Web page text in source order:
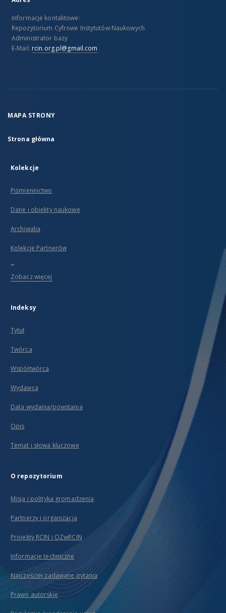
Informacje kontaktowe:
Repozytorium Cyfrowe Instytutów Naukowych
Administrator bazy
E-Mail: rcin.org.pl@gmail.com
MAPA STRONY
Strona główna
Kolekcje
Piśmiennictwo
Dane i obiekty naukowe
Archiwalia
Kolekcje Partnerów
...
Zobacz więcej
Indeksy
Tytuł
Twórca
Współtwórca
Wydawca
Data wydania/powstania
Opis
Temat i słowa kluczowe
O repozytorium
Misja i polityka gromadzenia
Partnerzy i organizacja
Projekty RCIN i OZwRCIN
Informacje techniczne
Najczęściej zadawane pytania
Prawo autorskie